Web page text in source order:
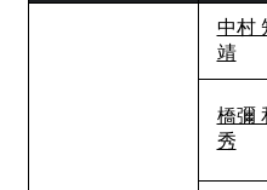
中村
靖
橋彌
秀